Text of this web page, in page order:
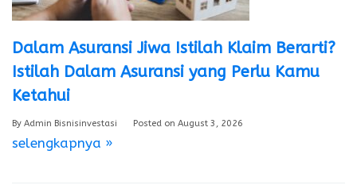
Dalam Asuransi Jiwa Istilah Klaim Berarti?
Istilah Dalam Asuransi yang Perlu Kamu
Ketahui
By Admin Bisnisinvestasi Posted on August 3, 2026
selengkapnya »